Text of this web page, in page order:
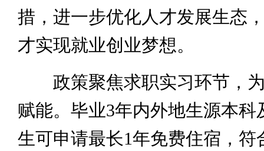
措，进一步优化人才发展生态
才实现就业创业梦想。
政策聚焦求职实习环节，为
赋能。毕业3年内外地生源本科
生可申请最长1年免费住宿，符